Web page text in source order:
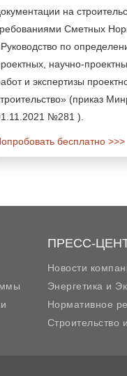
на
Сметных
по
научно-
и экспертизы
(приказ
№281 ).
бесплатно >>>
ПРЕСС-
Новости
Энергетика и
Нормативное
Строительство